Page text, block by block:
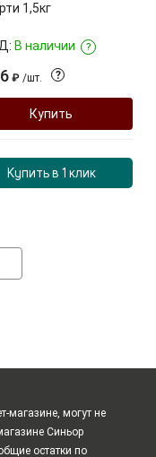
1,5кг
В наличии ?
₽ /шт. ?
Купить
Купить в 1 клик
магазине, могут не
Синьор
остатки по